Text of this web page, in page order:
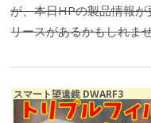
が、本日HPの製品情報
リースがあるかもしれま
スマート望遠鏡 DWARF3